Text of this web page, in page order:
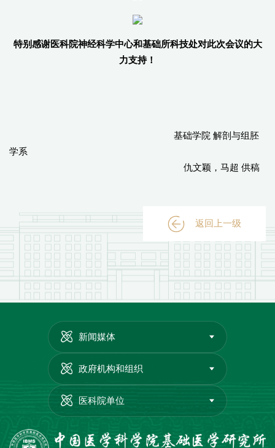
特别感谢医科院神经科学中心和基础所科技处对此次会议的大
力支持！
基础学院 解剖与组胚
学系
仇文颖，马超 供稿
返回上一级
新闻媒体
政府机构和组织
医科院单位